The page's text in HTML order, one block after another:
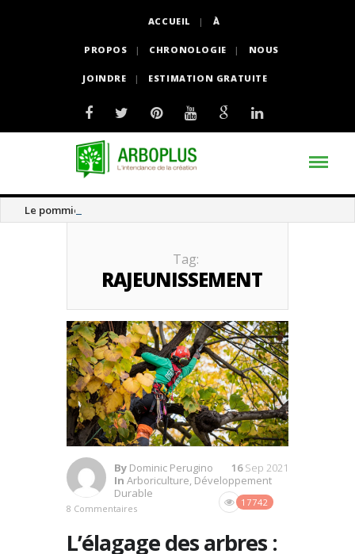
ACCUEIL À
PROPOS CHRONOLOGIE NOUS
JOINDRE ESTIMATION GRATUITE
Le pommier thé
Tag:
RAJEUNISSEMENT
By Dominic Perugino
In Arboriculture Développement
Durable
8 Commentaires
17742
16Sep 2021
L’élagage des arbres :